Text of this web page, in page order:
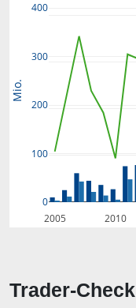
2005 2010
0
100
200
300
400
Mio.
Trader-Check